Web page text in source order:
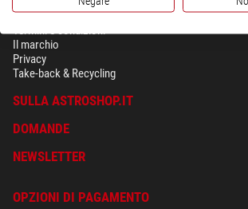
SICUREZZA & PRIVACY
Termini e condizioni
Il marchio
Privacy
Take-back & Recycling
SULLA ASTROSHOP.IT
DOMANDE
NEWSLETTER
OPZIONI DI PAGAMENTO